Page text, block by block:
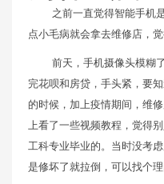
之前一直觉得智能手机
点小毛病就会拿去维修店，
前天，手机摄像头模糊
完花呗和房贷，手头紧，要
的时候，加上疫情期间，维
上看了一些视频教程，觉得
工科专业毕业的。当时没考
是修坏了就拉倒，可以找个理